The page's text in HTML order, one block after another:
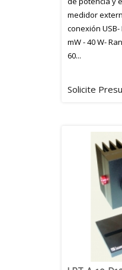
medidor
conexión
mW - 40 W-
60...
Solicite